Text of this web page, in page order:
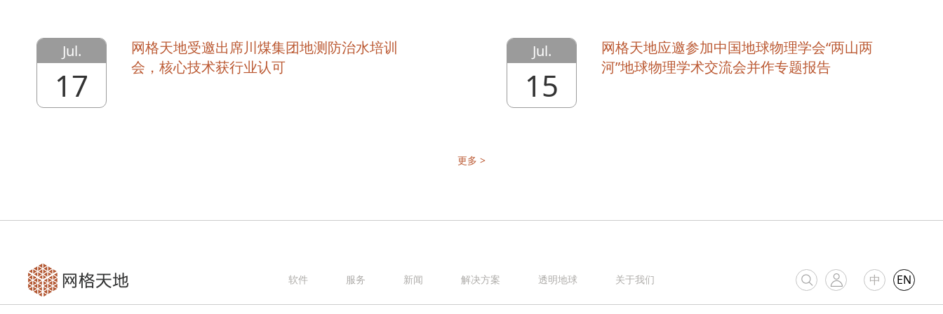
Jul.
17
网格天地受邀出席川煤集团地测防治水培训
会，核心技术获行业认可
Jul.
15
网格天地应邀参加中国地球物理学会“两山两
河”地球物理学术交流会并作专题报告
更多 >
软件 服务 新闻 解决方案 透明地球 关于我们 中 EN